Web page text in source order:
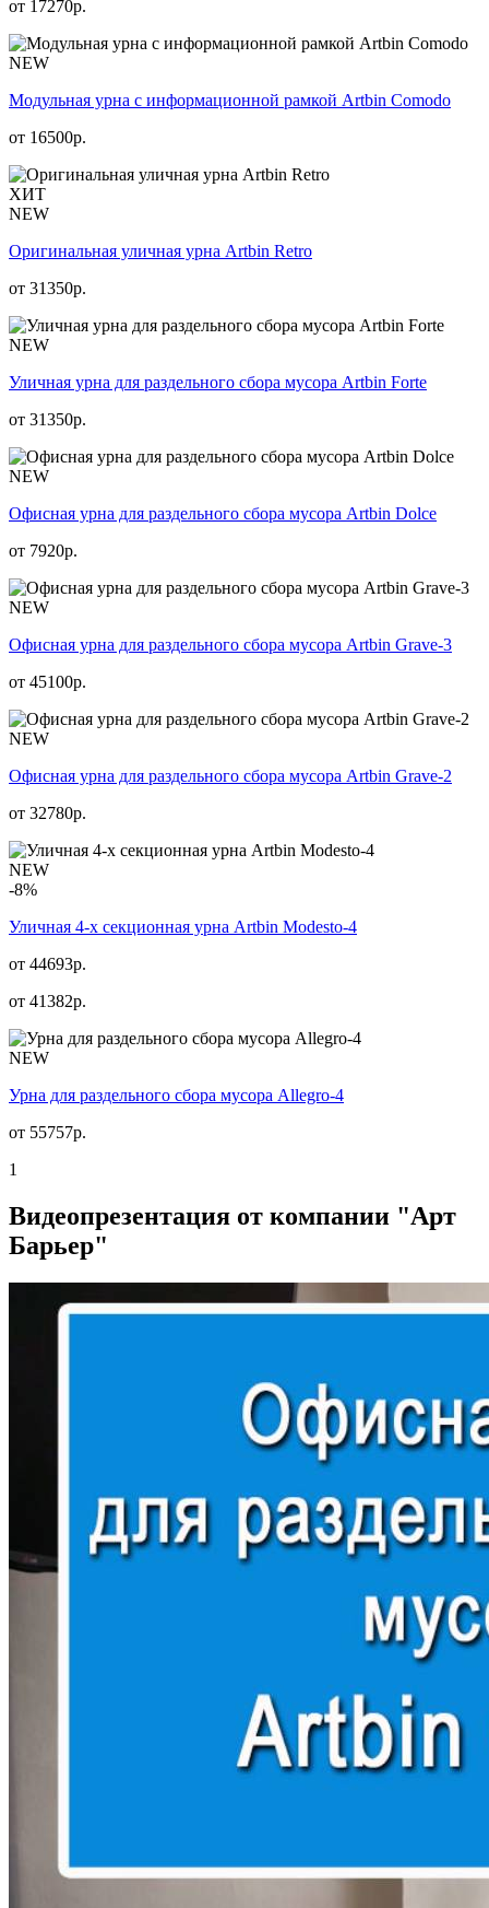
от 17270р.
NEW
Модульная урна с информационной рамкой Artbin Comodo
от 16500р.
ХИТ
NEW
Оригинальная уличная урна Artbin Retro
от 31350р.
NEW
Уличная урна для раздельного сбора мусора Artbin Forte
от 31350р.
NEW
Офисная урна для раздельного сбора мусора Artbin Dolce
от 7920р.
NEW
Офисная урна для раздельного сбора мусора Artbin Grave-3
от 45100р.
NEW
Офисная урна для раздельного сбора мусора Artbin Grave-2
от 32780р.
NEW
-8%
Уличная 4-х секционная урна Artbin Modesto-4
от 44693р.
от 41382р.
NEW
Урна для раздельного сбора мусора Allegro-4
от 55757р.
1
Видеопрезентация от компании "Арт
Барьер"